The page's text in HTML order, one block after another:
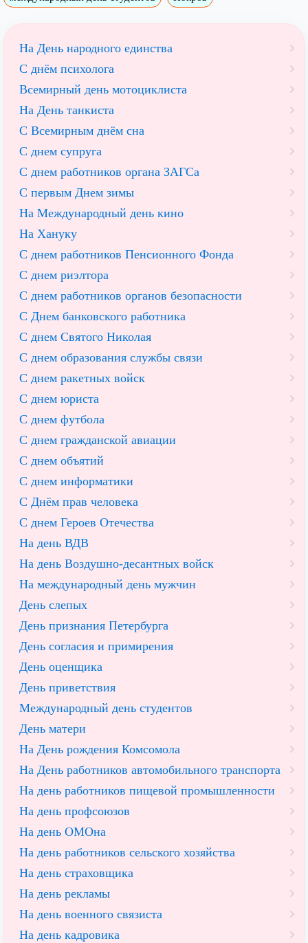
На День народного единства
С днём психолога
Всемирный день мотоциклиста
На День танкиста
С Всемирным днём сна
С днем супруга
С днем работников органа ЗАГСа
С первым Днем зимы
На Международный день кино
На Хануку
С днем работников Пенсионного Фонда
С днем риэлтора
С днем работников органов безопасности
С Днем банковского работника
С днем Святого Николая
С днем образования службы связи
С днем ракетных войск
С днем юриста
С днем футбола
С днем гражданской авиации
С днем объятий
С днем информатики
С Днём прав человека
С днем Героев Отечества
На день ВДВ
На день Воздушно-десантных войск
На международный день мужчин
День слепых
День признания Петербурга
День согласия и примирения
День оценщика
День приветствия
Международный день студентов
День матери
На День рождения Комсомола
На День работников автомобильного транспорта
На день работников пищевой промышленности
На день профсоюзов
На день ОМОна
На день работников сельского хозяйства
На день страховщика
На день рекламы
На день военного связиста
На день кадровика